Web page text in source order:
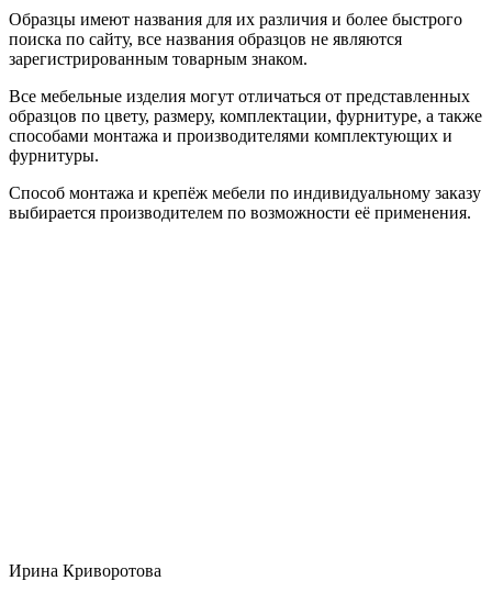
Образцы имеют названия для их различия и более быстрого
поиска по сайту, все названия образцов не являются
зарегистрированным товарным знаком.
Все мебельные изделия могут отличаться от представленных
образцов по цвету, размеру, комплектации, фурнитуре, а также
способами монтажа и производителями комплектующих и
фурнитуры.
Способ монтажа и крепёж мебели по индивидуальному заказу
выбирается производителем по возможности её применения.
Ирина Криворотова